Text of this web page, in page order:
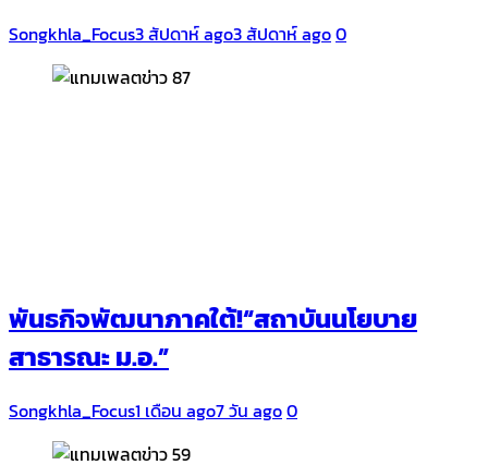
Songkhla_Focus3 สัปดาห์ ago3 สัปดาห์ ago0
พันธกิจพัฒนาภาคใต้!“สถาบันนโยบาย
สาธารณะ ม.อ.”
Songkhla_Focus1 เดือน ago7 วัน ago0